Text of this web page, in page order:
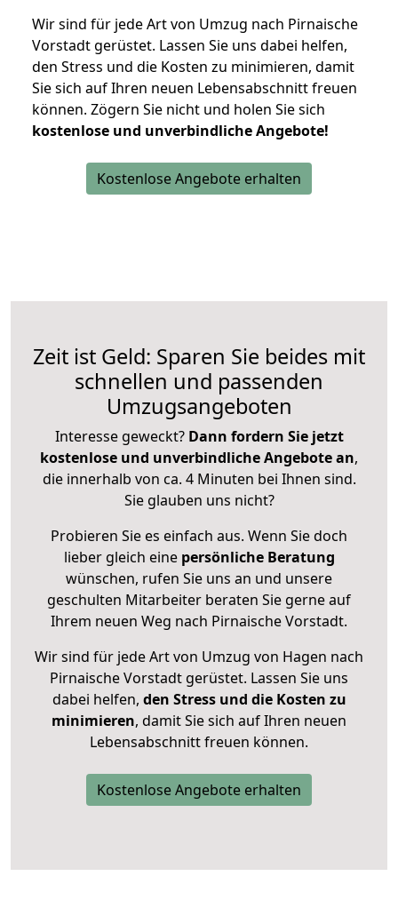
Wir sind für jede Art von Umzug nach Pirnaische
Vorstadt gerüstet. Lassen Sie uns dabei helfen,
den Stress und die Kosten zu minimieren, damit
Sie sich auf Ihren neuen Lebensabschnitt freuen
können. Zögern Sie nicht und holen Sie sich
kostenlose und unverbindliche Angebote!
Kostenlose Angebote erhalten
Zeit ist Geld: Sparen Sie beides mit
schnellen und passenden
Umzugsangeboten
Interesse geweckt? Dann fordern Sie jetzt
kostenlose und unverbindliche Angebote an,
die innerhalb von ca. 4 Minuten bei Ihnen sind.
Sie glauben uns nicht?
Probieren Sie es einfach aus. Wenn Sie doch
lieber gleich eine persönliche Beratung
wünschen, rufen Sie uns an und unsere
geschulten Mitarbeiter beraten Sie gerne auf
Ihrem neuen Weg nach Pirnaische Vorstadt.
Wir sind für jede Art von Umzug von Hagen nach
Pirnaische Vorstadt gerüstet. Lassen Sie uns
dabei helfen, den Stress und die Kosten zu
minimieren, damit Sie sich auf Ihren neuen
Lebensabschnitt freuen können.
Kostenlose Angebote erhalten